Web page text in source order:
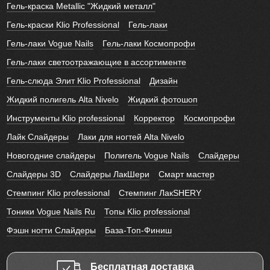
Гель-краска Metallic "Жидкий металл"
Гель-краски Klio Professional
Гель-лаки
Гель-лаки Vogue Nails
Гель-лаки Космопрофи
Гель-лаки светоотражающие в ассортименте
Гель-слюда Элит Klio Professional
Дизайн
Жидкий полигель Alta Nivelo
Жидкий фотошоп
Инструменты Klio professional
Корректор
Космопрофи
Лайк Слайдеры
Лаки для ногтей Alta Nivelo
Новогодние слайдеры
Полигель Vogue Nails
Слайдеры
Слайдеры 3D
Слайдеры ЛакШери
Смарт мастер
Стемпинг Klio professional
Стемпинг ЛакSHERY
Тоники Vogue Nails Ru
Топы Klio professional
Фэшн ногти Слайдеры
База-Топ-Финиш
Бесплатная доставка